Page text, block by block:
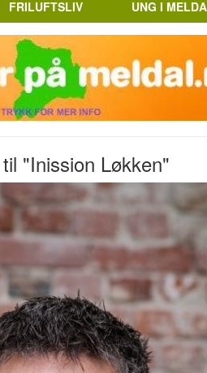
FRILUFTSLIV UNG I
"Inission Løkken"